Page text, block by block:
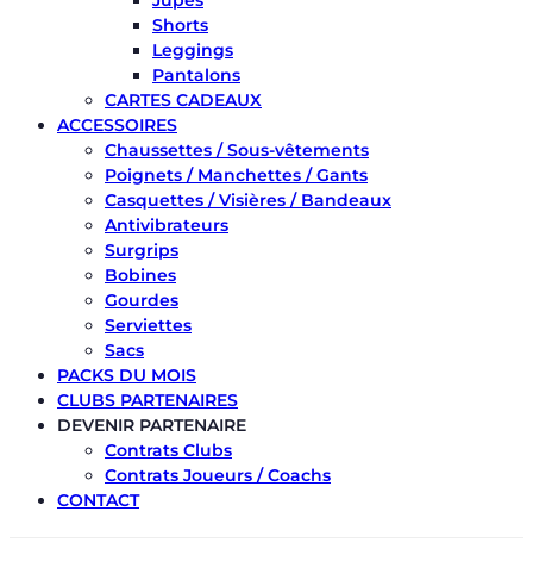
Shorts
Leggings
Pantalons
CARTES CADEAUX
ACCESSOIRES
Chaussettes / Sous-vêtements
Poignets / Manchettes / Gants
Casquettes / Visières / Bandeaux
Antivibrateurs
Surgrips
Bobines
Gourdes
Serviettes
Sacs
PACKS DU MOIS
CLUBS PARTENAIRES
DEVENIR PARTENAIRE
Contrats Clubs
Contrats Joueurs / Coachs
CONTACT